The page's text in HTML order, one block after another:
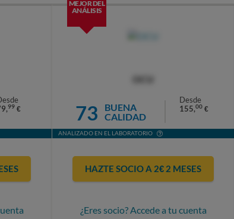
99 €
MEJOR DEL
ANÁLISIS
73
BUENA
CALIDAD
Desde
155,00 €
ANALIZADO EN EL LABORATORIO
HAZTE SOCIO A 2€ 2 MESES
¿Eres socio? Accede a tu cuenta